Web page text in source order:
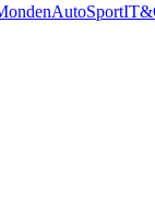
AutoSport